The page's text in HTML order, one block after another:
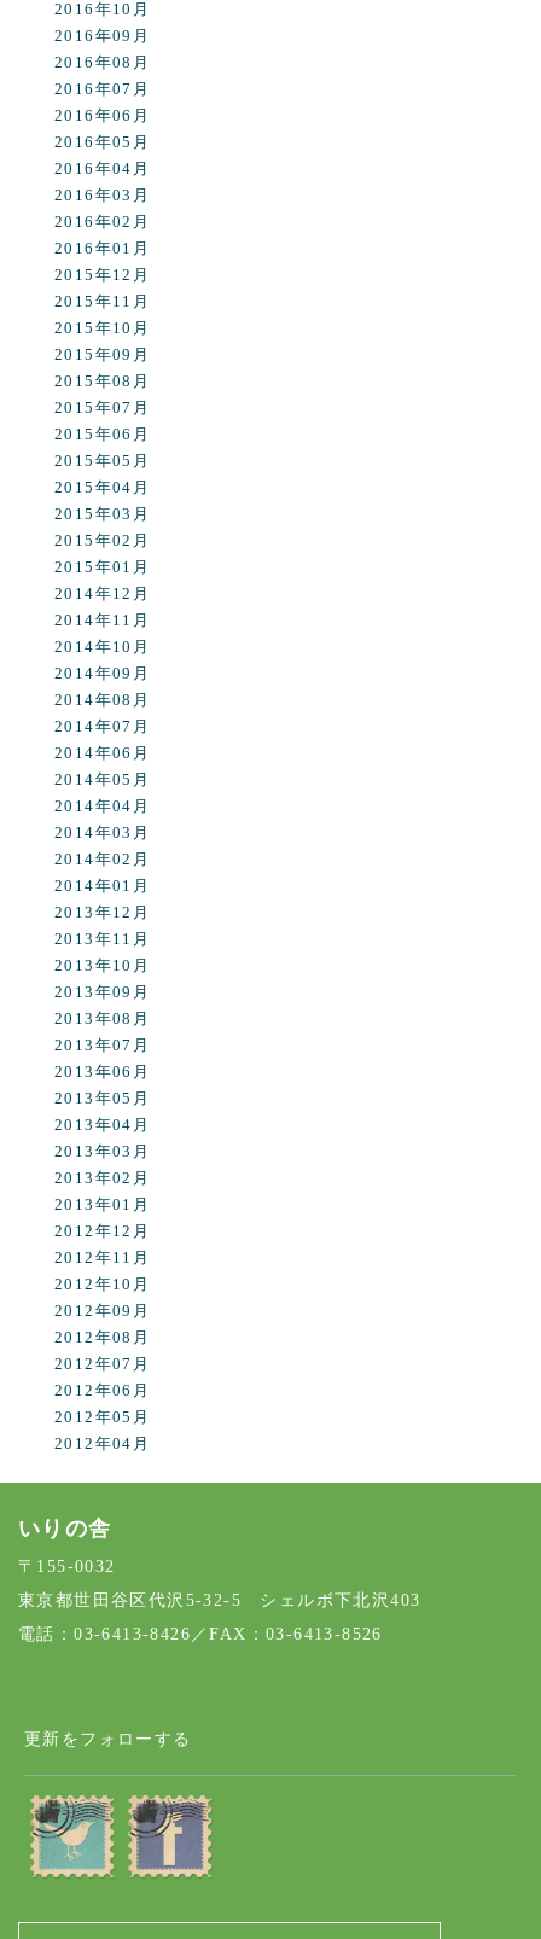
2016年10月
2016年09月
2016年08月
2016年07月
2016年06月
2016年05月
2016年04月
2016年03月
2016年02月
2016年01月
2015年12月
2015年11月
2015年10月
2015年09月
2015年08月
2015年07月
2015年06月
2015年05月
2015年04月
2015年03月
2015年02月
2015年01月
2014年12月
2014年11月
2014年10月
2014年09月
2014年08月
2014年07月
2014年06月
2014年05月
2014年04月
2014年03月
2014年02月
2014年01月
2013年12月
2013年11月
2013年10月
2013年09月
2013年08月
2013年07月
2013年06月
2013年05月
2013年04月
2013年03月
2013年02月
2013年01月
2012年12月
2012年11月
2012年10月
2012年09月
2012年08月
2012年07月
2012年06月
2012年05月
2012年04月
いりの舎
〒155-0032
東京都世田谷区代沢5-32-5 シェルボ下北沢403
電話：03-6413-8426／FAX：03-6413-8526
更新をフォローする